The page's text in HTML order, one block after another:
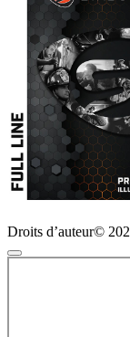
Droits d’auteur©